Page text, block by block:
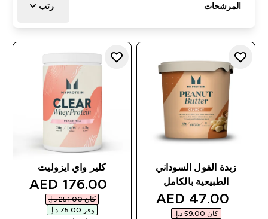
المرشحات رتب
زبدة الفول السوداني
الطبيعية بالكامل
discounted price
47.00 AED‎
كان ‏59.00 د.إ.‏‎
كلير واي ايزوليت
price
176.00 AED‎
كان ‏251.00 د.إ.‏‎
وفر ‏75.00 د.إ.‏‎